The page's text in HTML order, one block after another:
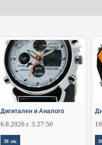
Дигитален и Аналого
6.8.2026 г. 3:27:50
38 лв.